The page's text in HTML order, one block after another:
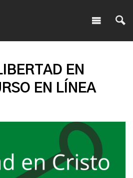
EN
EN LÍNEA